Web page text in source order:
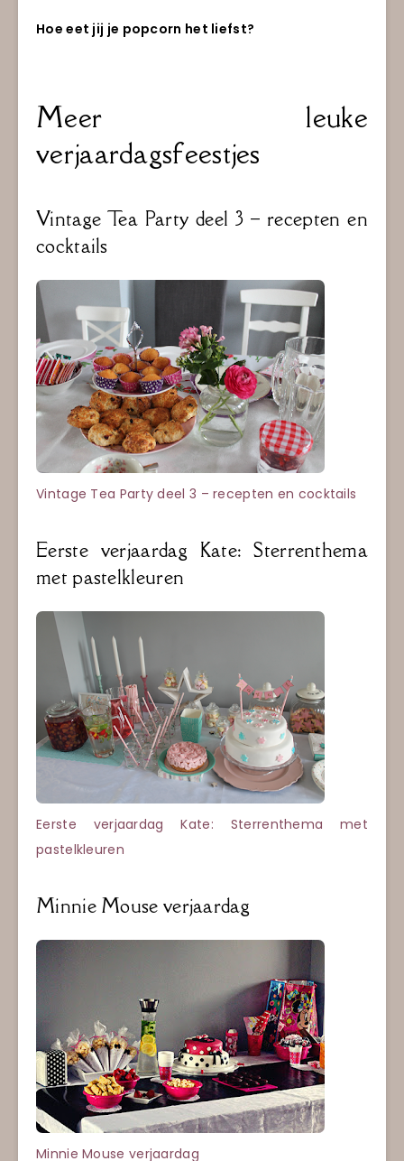
Hoe eet jij je popcorn het liefst?
Meer leuke
verjaardagsfeestjes
Vintage Tea Party deel 3 – recepten en
cocktails
Vintage Tea Party deel 3 – recepten en cocktails
Eerste verjaardag Kate: Sterrenthema
met pastelkleuren
Eerste verjaardag Kate: Sterrenthema met
pastelkleuren
Minnie Mouse verjaardag
Minnie Mouse verjaardag